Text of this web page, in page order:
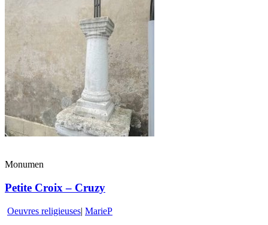
Monumen
Petite Croix – Cruzy
Oeuvres religieuses| MarieP